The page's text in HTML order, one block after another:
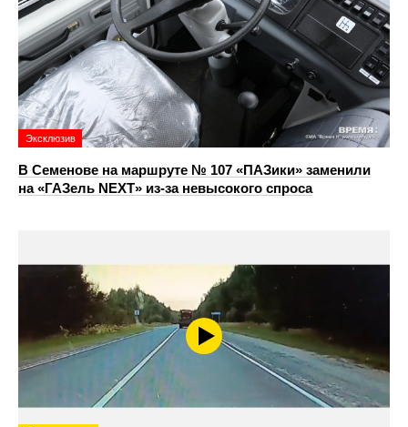
Эксклюзив
В Семенове на маршруте № 107 «ПАЗики» заменили
на «ГАЗель NEXT» из‑за невысокого спроса